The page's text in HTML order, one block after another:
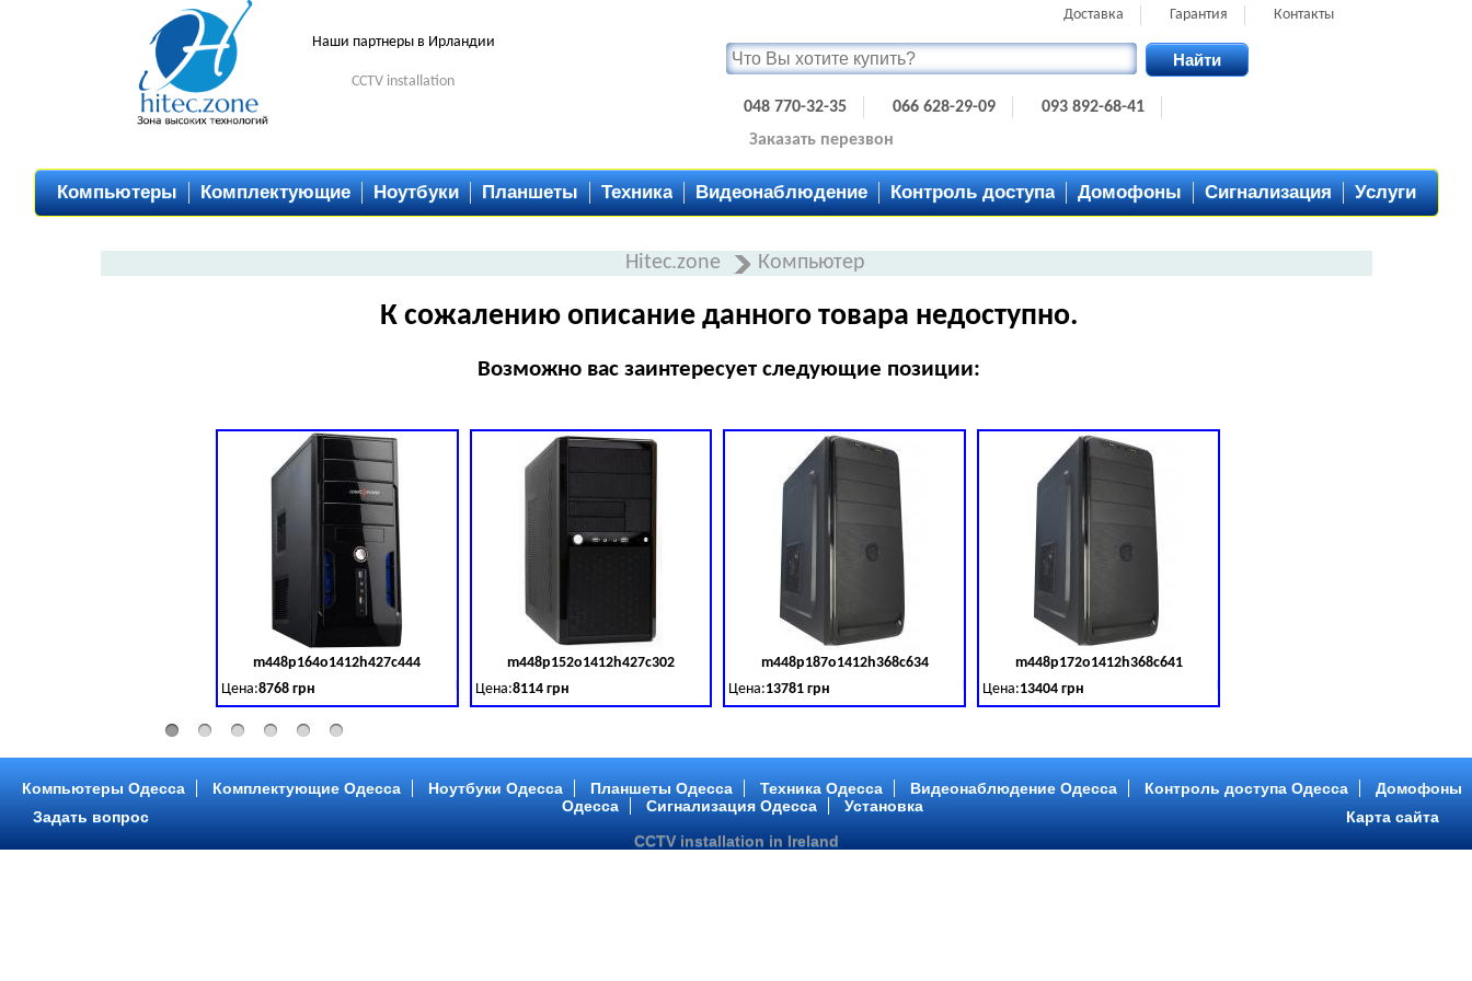
Наши партнеры в Ирландии
CCTV installation
Доставка Гарантия Контакты
Найти
048 770-32-35 066 628-29-09
093 892-68-41
Заказать перезвон
Компьютеры Комплектующие Ноутбуки Планшеты Техника Видеонаблюдение Контроль доступа Домофоны Сигнализация Услуги
Hitec.zone Компьютер
К сожалению описание данного товара недоступно.
Возможно вас заинтересует следующие позиции:
m448p164o1412h427c444
Цена:8768 грн Код товара:379028
Intel Core ™ i3 2 ядра 3.50GHz,ОЗУ: 2 GB, DDR 3 (1600 MHz) HDD: TOSHIBA 500 GB (SATA III)
m448p152o1412h427c302
Цена:8114 грн Код товара:379029
Intel Core ™ i3 2 ядра 3.40GHz,ОЗУ: 2 GB, DDR 3 (1600 MHz) HDD: TOSHIBA 500 GB (SATA III)
m448p187o1412h368c634
Цена:13781 грн Код товара:379030
Intel Core ™ i5 2 ядра 2.90GHz,ОЗУ: 2 GB, DDR 3 (1600 MHz) HDD: Seagate 2 TB (SATA III)
m448p172o1412h368c641
Цена:13404 грн Код товара:
Intel Core ™ i5 4 ядра 3.20GHz,ОЗУ: 2 GB, DDR 3 (1600 MHz) HDD: Seagate 2
Компьютеры Одесса Комплектующие Одесса Ноутбуки Одесса Планшеты Одесса Техника Одесса Видеонаблюдение Одесса Контроль доступа Одесса
Домофоны
Одесса
Сигнализация Одесса Установка
Карта сайта
Задать вопрос
CCTV installation in Ireland